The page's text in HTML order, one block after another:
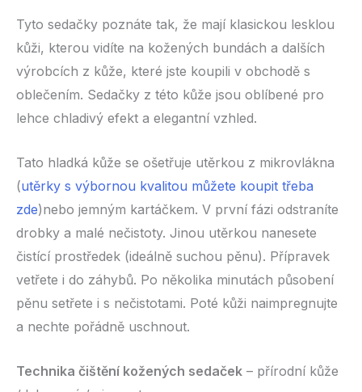
Tyto sedačky poznáte tak, že mají klasickou lesklou
kůži, kterou vidíte na kožených bundách a dalších
výrobcích z kůže, které jste koupili v obchodě s
oblečením. Sedačky z této kůže jsou oblíbené pro
lehce chladivý efekt a elegantní vzhled.
Tato hladká kůže se ošetřuje utěrkou z mikrovlákna
(utěrky s výbornou kvalitou můžete koupit třeba
zde)nebo jemným kartáčkem. V první fázi odstraníte
drobky a malé nečistoty. Jinou utěrkou nanesete
čistící prostředek (ideálně suchou pěnu). Přípravek
vetřete i do záhybů. Po několika minutách působení
pěnu setřete i s nečistotami. Poté kůži naimpregnujte
a nechte pořádně uschnout.
Technika čištění kožených sedaček – přírodní kůže